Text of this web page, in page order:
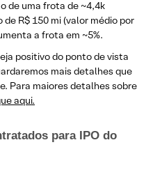
de uma frota de ~4,4k
R$ 150 mi (valor médio por
a frota em ~5%.
positivo do ponto de vista
mais detalhes que
Para maiores detalhes sobre
aqui.
para IPO do